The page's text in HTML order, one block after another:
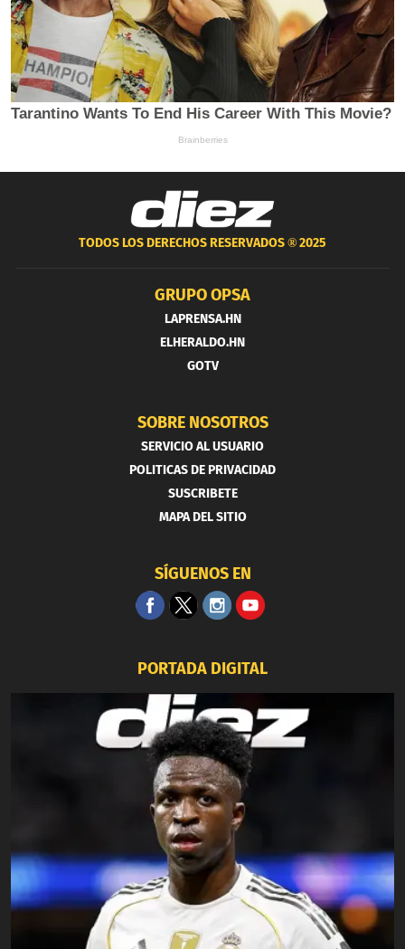
TODOS LOS DERECHOS RESERVADOS ®2025
GRUPO OPSA
LAPRENSA.HN
ELHERALDO.HN
GOTV
SOBRE NOSOTROS
SERVICIO AL USUARIO
POLITICAS DE PRIVACIDAD
SUSCRIBETE
MAPA DEL SITIO
SÍGUENOS EN
PORTADA DIGITAL